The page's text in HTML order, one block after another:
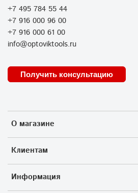
О магазине
Клиентам
Информация
+7 495 784 55 44
+7 916 000 96 00
+7 916 000 61 00
info@optoviktools.ru
Получить консультацию